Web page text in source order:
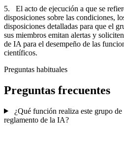
5. El acto de ejecución a que se
disposiciones sobre las condiciones,
disposiciones detalladas para que el
sus miembros emitan alertas y
de IA para el desempeño de las
científicos.
Preguntas habituales
Preguntas frecuentes
¿Qué función realiza este grupo
reglamento de la IA?